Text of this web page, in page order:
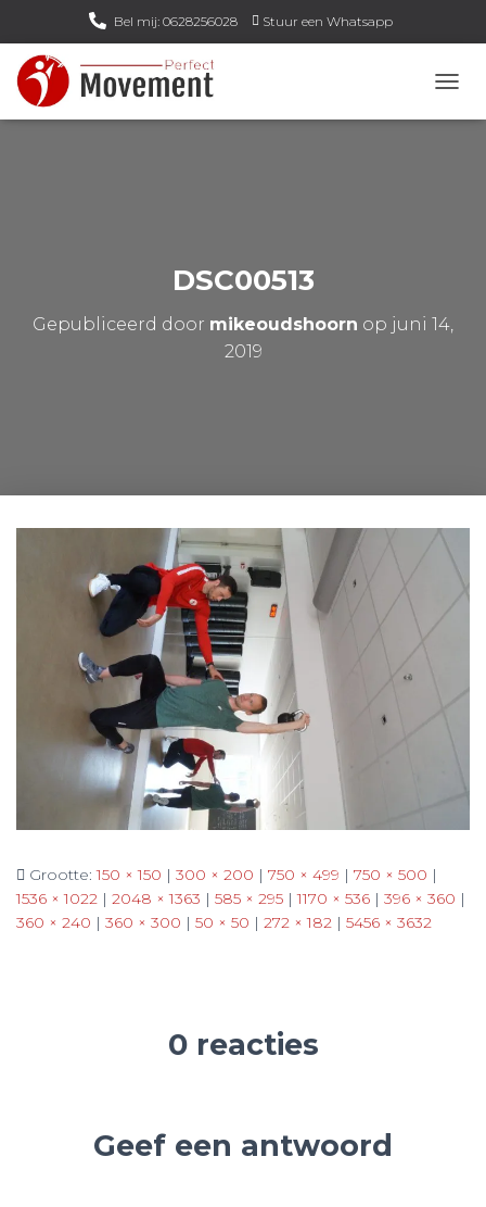
Bel mij: 0628256028 Stuur een Whatsapp
Email mij: info@perfect-movement.nl
A
S
DSC00513
Gepubliceerd door mikeoudshoorn op juni 14,
2019
Grootte:150 × 150 | 300 × 200 | 750 × 499 | 750 × 500 |
1536 × 1022 | 2048 × 1363 | 585 × 295 | 1170 × 536 | 396 × 360 |
360 × 240 | 360 × 300 | 50 × 50 | 272 × 182 | 5456 × 3632
0 reacties
Geef een antwoord